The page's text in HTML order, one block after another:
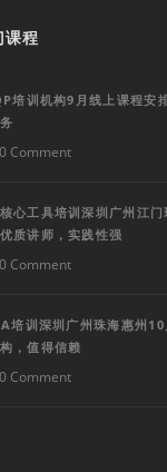
课程
培训机构9月线上课程安
0 Comment
心工具培训深圳广州江
质讲师，实践性强
0 Comment
培训深圳广州珠海惠州
，值得信赖
0 Comment